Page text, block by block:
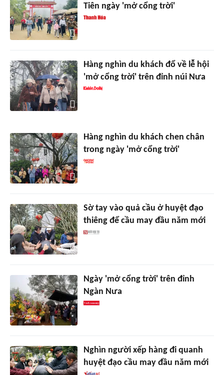
Tiên ngày 'mở cổng trời'
Hàng nghìn du khách đổ về lễ hội
'mở cổng trời' trên đỉnh núi Nưa
Hàng nghìn du khách chen chân
trong ngày 'mở cổng trời'
Sờ tay vào quả cầu ở huyệt đạo
thiêng để cầu may đầu năm mới
Ngày 'mở cổng trời' trên đỉnh
Ngàn Nưa
Nghìn người xếp hàng đi quanh
huyệt đạo cầu may đầu năm mới